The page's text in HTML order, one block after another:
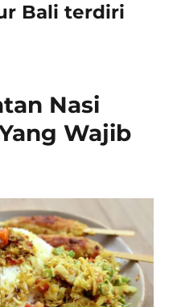
Bali terdiri
Nasi
Wajib